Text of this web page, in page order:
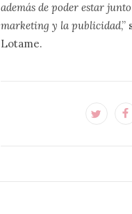
además de poder estar
marketing y la publicidad
Lotame.